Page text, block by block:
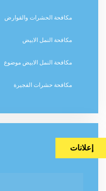
مكافحة الحشرات والقوارض
مكافحة النمل الابيض
مكافحة النمل الابيض موضوع
مكافحة حشرات الفجيرة
إعلانات